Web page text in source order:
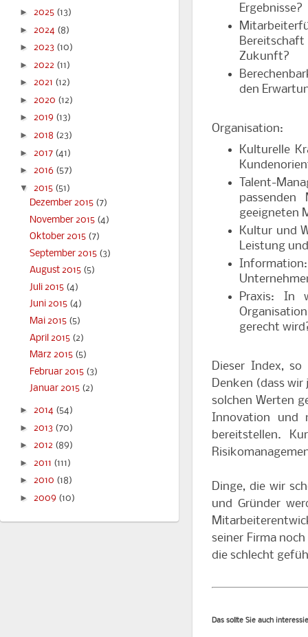
Ergebnisse?
Zukunft?
den
Organisation:
Kulturelle
Talent-
geeigneten
Kultur und
Leistung
Information:
Praxis: In
gerecht
Dieser Index,
Denken (dass wir
solchen Werten
Innovation und
bereitstellen.
Dinge, die wir
und Gründer
seiner Firma
die schlecht
Das sollte Sie auch
► 2025 (13)
► 2024 (8)
► 2023 (10)
► 2022 (11)
► 2021 (12)
► 2020 (12)
► 2019 (13)
► 2018 (23)
► 2017 (41)
► 2016 (57)
▼ 2015 (51)
Dezember 2015 (7)
November 2015 (4)
Oktober 2015 (7)
September 2015 (3)
August 2015 (5)
Juli 2015 (4)
Juni 2015 (4)
Mai 2015 (5)
April 2015 (2)
März 2015 (5)
Februar 2015 (3)
Januar 2015 (2)
► 2014 (54)
► 2013 (70)
► 2012 (89)
► 2011 (111)
► 2010 (18)
► 2009 (10)